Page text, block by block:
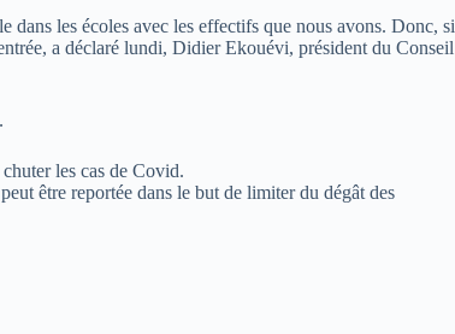
dans les écoles avec les effectifs que nous avons. Donc, si
a déclaré lundi, Didier Ekouévi, président du Conseil
les cas de Covid.
être reportée dans le but de limiter du dégât des